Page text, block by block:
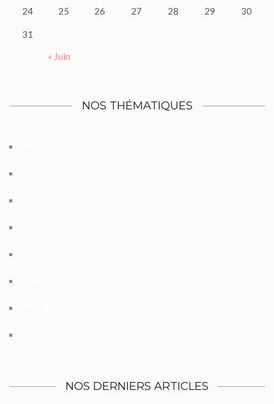
24 25 26 27 28 29 30
31
« Juin
NOS THÉMATIQUES
NOS DERNIERS ARTICLES